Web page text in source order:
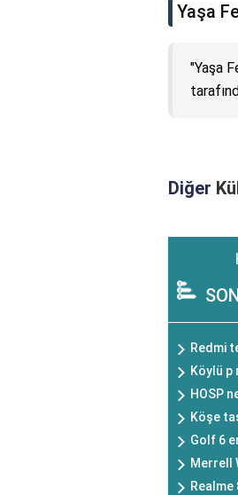
Yaşa
"Yaşa
Diğer
Redmi
Köylü p
HOSP
Köşe
Golf 6
Merrell
Realme